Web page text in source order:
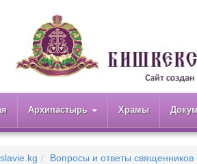
Архипастырь Храмы
Вопросы и ответы священников